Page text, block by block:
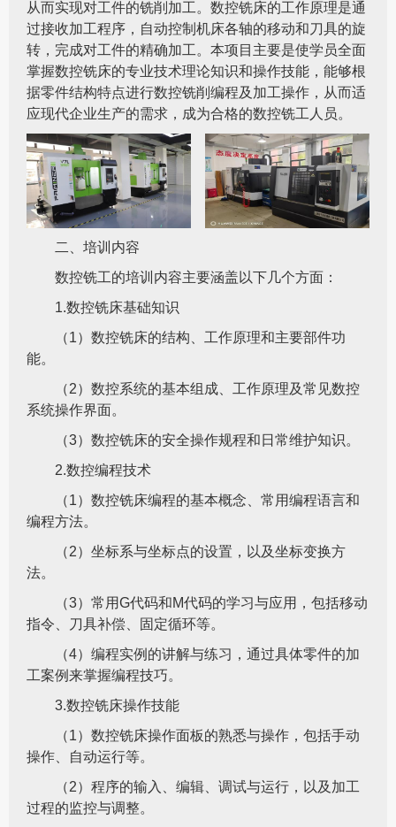
从而实现对工件的铣削加工。数控铣床的工作原理是通
过接收加工程序，自动控制机床各轴的移动和刀具的旋
转，完成对工件的精确加工。本项目主要是使学员全面
掌握数控铣床的专业技术理论知识和操作技能，能够根
据零件结构特点进行数控铣削编程及加工操作，从而适
应现代企业生产的需求，成为合格的数控铣工人员。
二、培训内容
数控铣工的培训内容主要涵盖以下几个方面：
1.数控铣床基础知识
（1）数控铣床的结构、工作原理和主要部件功
能。
（2）数控系统的基本组成、工作原理及常见数控
系统操作界面。
（3）数控铣床的安全操作规程和日常维护知识。
2.数控编程技术
（1）数控铣床编程的基本概念、常用编程语言和
编程方法。
（2）坐标系与坐标点的设置，以及坐标变换方
法。
（3）常用G代码和M代码的学习与应用，包括移动
指令、刀具补偿、固定循环等。
（4）编程实例的讲解与练习，通过具体零件的加
工案例来掌握编程技巧。
3.数控铣床操作技能
（1）数控铣床操作面板的熟悉与操作，包括手动
操作、自动运行等。
（2）程序的输入、编辑、调试与运行，以及加工
过程的监控与调整。